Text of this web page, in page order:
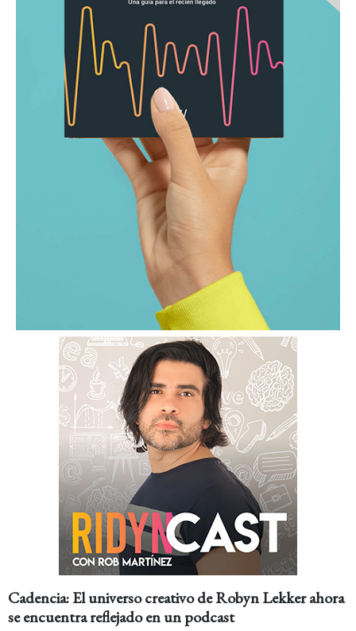
Cadencia: El universo creativo de Robyn Lekker ahora
se encuentra reflejado en un podcast